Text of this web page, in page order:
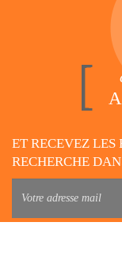
ET RECEVEZ LES
RECHERCHE